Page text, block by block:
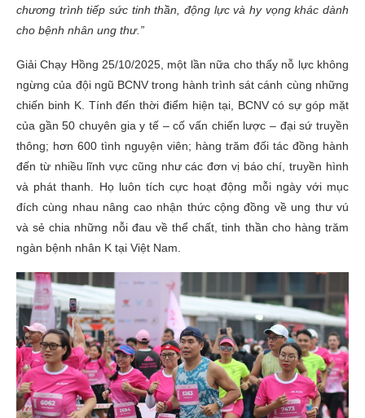
chương trình tiếp sức tinh thần, động lực và hy vọng khác dành
cho bệnh nhân ung thư.”
Giải Chạy Hồng 25/10/2025, một lần nữa cho thấy nỗ lực không
ngừng của đội ngũ BCNV trong hành trình sát cánh cùng những
chiến binh K. Tính đến thời điểm hiện tại, BCNV có sự góp mặt
của gần 50 chuyên gia y tế – cố vấn chiến lược – đại sứ truyền
thông; hơn 600 tình nguyện viên; hàng trăm đối tác đồng hành
đến từ nhiều lĩnh vực cũng như các đơn vị báo chí, truyền hình
và phát thanh. Họ luôn tích cực hoạt động mỗi ngày với mục
đích cùng nhau nâng cao nhận thức cộng đồng về ung thư vú
và sẻ chia những nỗi đau về thể chất, tinh thần cho hàng trăm
ngàn bệnh nhân K tại Việt Nam.